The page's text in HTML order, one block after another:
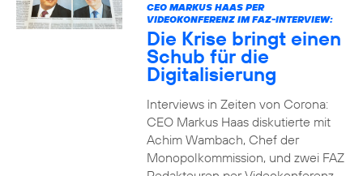
CEO MARKUS HAAS PER
VIDEOKONFERENZ IM FAZ-INTERVIEW:
Die Krise bringt einen
Schub für die
Digitalisierung
Interviews in Zeiten von Corona:
CEO Markus Haas diskutierte mit
Achim Wambach, Chef der
Monopolkommission, und zwei FAZ